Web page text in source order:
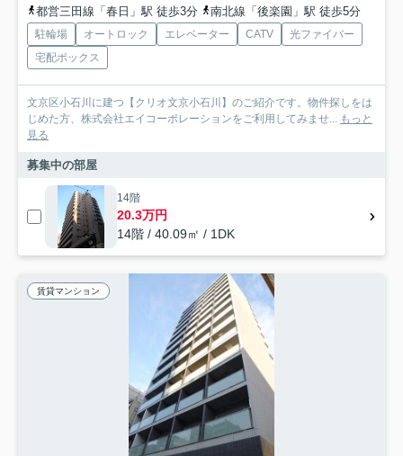
都営三田線「春日」駅 徒歩3分
南北線「後楽園」駅 徒歩5分
駐輪場 オートロック エレベーター CATV
光ファイバー
宅配ボックス
文京区小石川に建つ【クリオ文京小石川】のご紹介です。物件探しをは
じめた方、株式会社エイコーポレーションをご利用してみませ... もっと
見る
募集中の部屋
14階
20.3万円
14階 / 40.09㎡ / 1DK
賃貸マンション